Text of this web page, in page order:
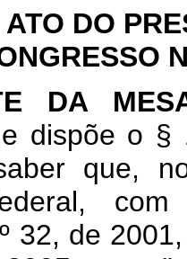
ATO DO
DA
dispõe o §
que,
32, de